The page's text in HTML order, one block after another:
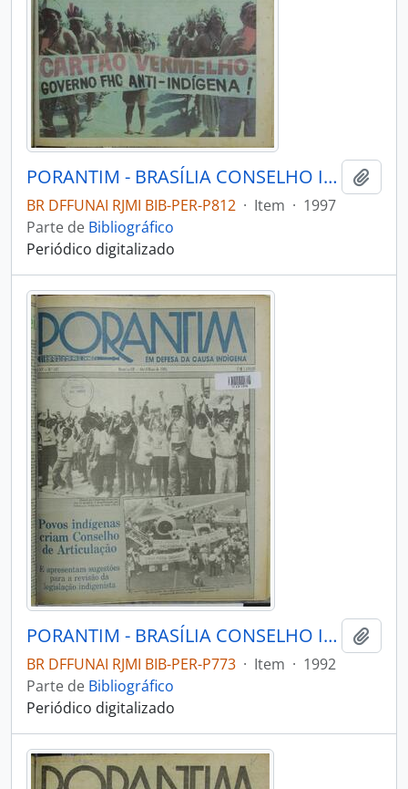
PORANTIM - BRASÍLIA CONSELHO INDIGENISTA MISSIONÁRIO - 1997 - Nº198
BR DFFUNAI RJMI BIB-PER-P812 · Item · 1997
Parte de Bibliográfico
Periódico digitalizado
PORANTIM - BRASÍLIA CONSELHO INDIGENISTA MISSIONÁRIO - 1992 - Nº147
BR DFFUNAI RJMI BIB-PER-P773 · Item · 1992
Parte de Bibliográfico
Periódico digitalizado